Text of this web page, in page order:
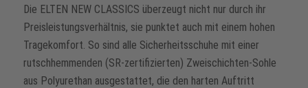
Die ELTEN NEW CLASSICS überzeugt nicht nur durch ihr
Preisleistungsverhältnis, sie punktet auch mit einem hohen
Tragekomfort. So sind alle Sicherheitsschuhe mit einer
rutschhemmenden (SR-zertifizierten) Zweischichten-Sohle
aus Polyurethan ausgestattet, die den harten Auftritt